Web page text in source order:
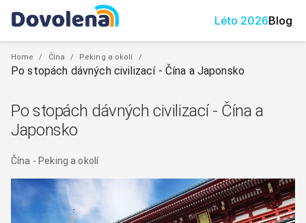
Léto 2026Blog
Home / Čína / Peking a okolí /
Po stopách dávných civilizací - Čína a Japonsko
Po stopách dávných civilizací - Čína a
Japonsko
Čína - Peking a okolí